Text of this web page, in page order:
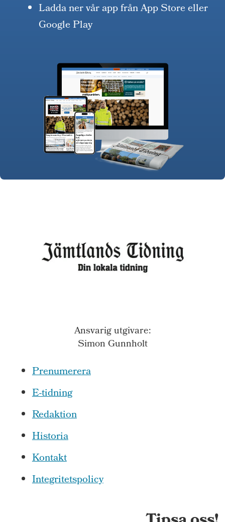
Ladda ner vår app från App Store eller
Google Play
Ansvarig utgivare:
Simon Gunnholt
Prenumerera
E-tidning
Redaktion
Historia
Kontakt
Integritetspolicy